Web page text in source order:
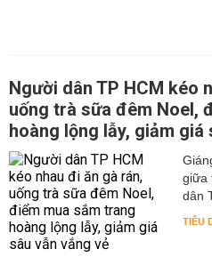
Người dân TP HCM kéo
uống trà sữa đêm Noel,
hoàng lộng lẫy, giảm giá
giữa
dân
TIÊU